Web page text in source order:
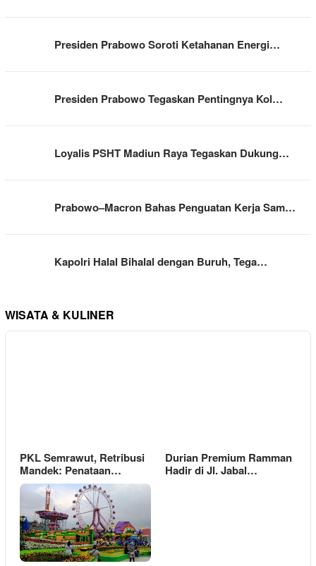
Presiden Prabowo Soroti Ketahanan Energi…
Presiden Prabowo Tegaskan Pentingnya Kol…
Loyalis PSHT Madiun Raya Tegaskan Dukung…
Prabowo–Macron Bahas Penguatan Kerja Sam…
Kapolri Halal Bihalal dengan Buruh, Tega…
WISATA & KULINER
PKL Semrawut, Retribusi
Mandek: Penataan…
Durian Premium Ramman
Hadir di Jl. Jabal…